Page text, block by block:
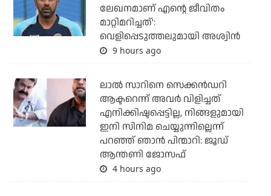
ലേഖനമാണ് എന്റെ ജീവിതം
മാറ്റിമറിച്ചത്':
വെളിപ്പെടുത്തലുമായി അശ്വിന്‍
9 hours ago
ലാല്‍ സാറിനെ സെക്കന്‍ഡറി
ആക്ടറെന്ന് അവര്‍ വിളിച്ചത്
എനിക്കിഷ്ടപ്പെട്ടില്ല, നിങ്ങളുമായി
ഇനി സിനിമ ചെയ്യുന്നില്ലെന്ന്
പറഞ്ഞ് ഞാന്‍ പിന്മാറി: ജൂഡ്
ആന്തണി ജോസഫ്
4 hours ago